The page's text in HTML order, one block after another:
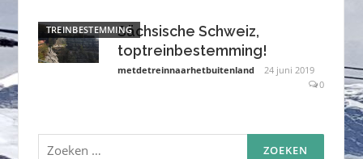
TREINBESTEMMINGSächsische Schweiz,
toptreinbestemming!
metdetreinnaarhetbuitenland
24 juni 2019
0
Zoeken
naar: